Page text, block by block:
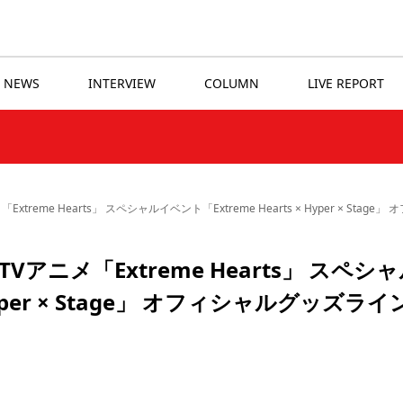
NEWS INTERVIEW COLUMN LIVE REPORT
Extreme Hearts」 スペシャルイベント「Extreme Hearts × Hyper × Stage」
アニメ「Extreme Hearts」 スペシ
× Stage」 オフィシャルグッズライ